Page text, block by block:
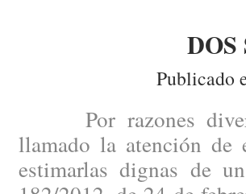
Publicado
Por razones
llamado la atención de
estimarlas dignas de